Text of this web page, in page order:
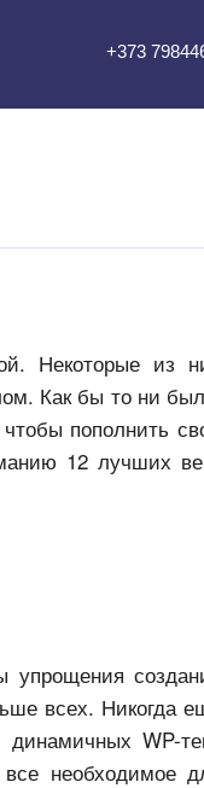
+373
Некоторые из
Как бы то ни
пополнить
12 лучших
упрощения
всех. Никогда
WP-
необходимое